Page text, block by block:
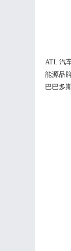
ATL 汽
能源品
巴巴多